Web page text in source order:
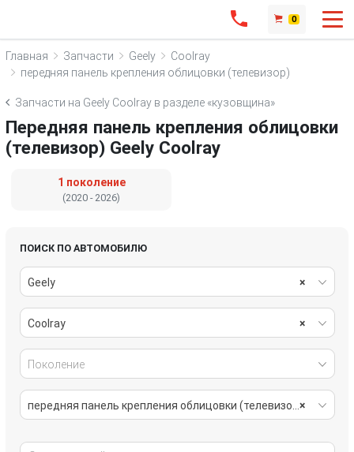
0
Главная Запчасти Geely
Coolray
передняя панель крепления облицовки (телевизор)
Запчасти на Geely Coolray в разделе «кузовщина»
Передняя панель крепления облицовки
(телевизор) Geely Coolray
1 поколение
(2020 - 2026)
ПОИСК ПО АВТОМОБИЛЮ
×
Geely
×
Coolray
Поколение
×
передняя панель крепления облицовки (телевизор)